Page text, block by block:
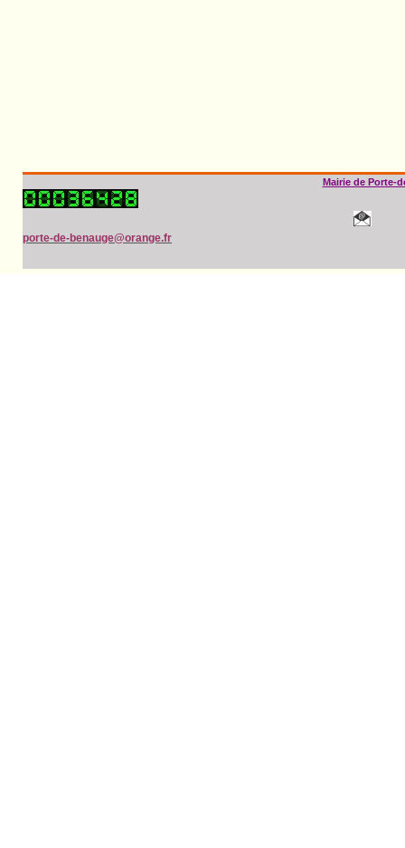
Mairie de Porte-
porte-de-benauge@orange.fr